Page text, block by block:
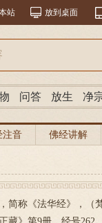
站 放到桌面
问答 放生 净
注音 佛经讲解
简称《法华经》，（